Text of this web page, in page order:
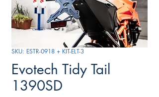
SKU: ESTR-0918 + KIT-ELT-3
Evotech Tidy Tail
1390SD